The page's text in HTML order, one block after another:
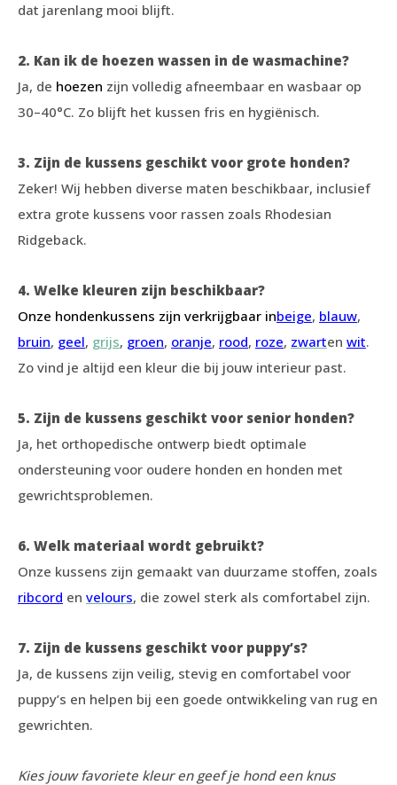
dat jarenlang mooi blijft.
2. Kan ik de hoezen wassen in de wasmachine?
Ja, de hoezen zijn volledig afneembaar en wasbaar op
30–40°C. Zo blijft het kussen fris en hygiënisch.
3. Zijn de kussens geschikt voor grote honden?
Zeker! Wij hebben diverse maten beschikbaar, inclusief
extra grote kussens voor rassen zoals Rhodesian
Ridgeback.
4. Welke kleuren zijn beschikbaar?
Onze hondenkussens zijn verkrijgbaar inbeige, blauw,
bruin, geel, grijs, groen, oranje, rood, roze, zwarten wit.
Zo vind je altijd een kleur die bij jouw interieur past.
5. Zijn de kussens geschikt voor senior honden?
Ja, het orthopedische ontwerp biedt optimale
ondersteuning voor oudere honden en honden met
gewrichtsproblemen.
6. Welk materiaal wordt gebruikt?
Onze kussens zijn gemaakt van duurzame stoffen, zoals
ribcord en velours, die zowel sterk als comfortabel zijn.
7. Zijn de kussens geschikt voor puppy’s?
Ja, de kussens zijn veilig, stevig en comfortabel voor
puppy’s en helpen bij een goede ontwikkeling van rug en
gewrichten.
Kies jouw favoriete kleur en geef je hond een knus